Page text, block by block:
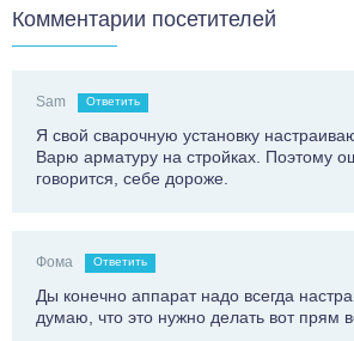
Комментарии посетителей
Sam Ответить
Я свой сварочную установку
Варю арматуру на стройках. Поэтому
говорится, себе дороже.
Фома Ответить
Ды конечно аппарат надо всегда
думаю, что это нужно делать вот прям